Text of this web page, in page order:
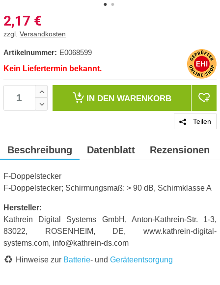
2,17 €
zzgl. Versandkosten
Artikelnummer: E0068599
Kein Liefertermin bekannt.
IN DEN WARENKORB
Teilen
Beschreibung Datenblatt Rezensionen
F-Doppelstecker
F-Doppelstecker; Schirmungsmaß: > 90 dB, Schirmklasse A
Hersteller:
Kathrein Digital Systems GmbH, Anton-Kathrein-Str. 1-3,
83022, ROSENHEIM, DE, www.kathrein-digital-
systems.com, info@kathrein-ds.com
Hinweise zur Batterie- und Geräteentsorgung